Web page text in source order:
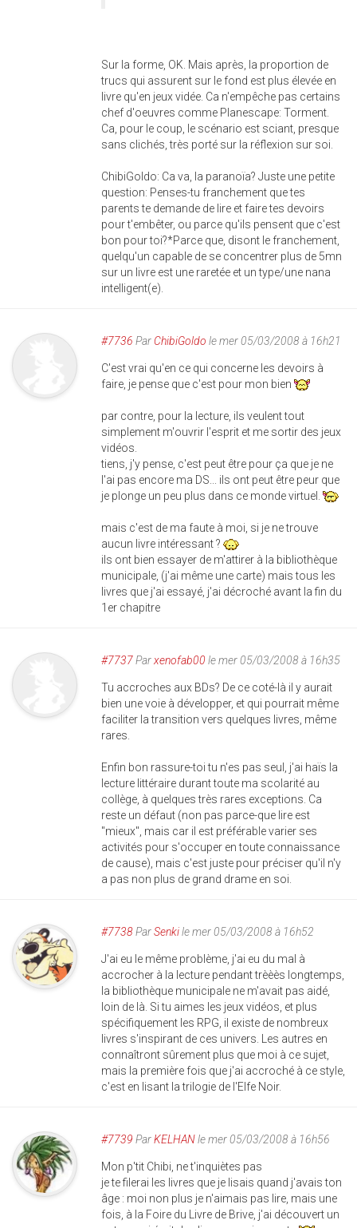
Sur la forme, OK. Mais après, la proportion de
trucs qui assurent sur le fond est plus élevée en
livre qu'en jeux vidée. Ca n'empêche pas certains
chef d'oeuvres comme Planescape: Torment.
Ca, pour le coup, le scénario est sciant, presque
sans clichés, très porté sur la réflexion sur soi.
ChibiGoldo: Ca va, la paranoïa? Juste une petite
question: Penses-tu franchement que tes
parents te demande de lire et faire tes devoirs
pour t'embêter, ou parce qu'ils pensent que c'est
bon pour toi?*Parce que, disont le franchement,
quelqu'un capable de se concentrer plus de 5mn
sur un livre est une raretée et un type/une nana
intelligent(e).
#7736 Par ChibiGoldo le mer 05/03/2008 à 16h21
C'est vrai qu'en ce qui concerne les devoirs à
faire, je pense que c'est pour mon bien
par contre, pour la lecture, ils veulent tout
simplement m'ouvrir l'esprit et me sortir des jeux
vidéos.
tiens, j'y pense, c'est peut être pour ça que je ne
l'ai pas encore ma DS... ils ont peut être peur que
je plonge un peu plus dans ce monde virtuel.
mais c'est de ma faute à moi, si je ne trouve
aucun livre intéressant ?
ils ont bien essayer de m'attirer à la bibliothèque
municipale, (j'ai même une carte) mais tous les
livres que j'ai essayé, j'ai décroché avant la fin du
1er chapitre
#7737Parxenofab00 le mer 05/03/2008 à 16h35
Tu accroches aux BDs? De ce coté-là il y aurait
bien une voie à développer, et qui pourrait même
faciliter la transition vers quelques livres, même
rares.
Enfin bon rassure-toi tu n'es pas seul, j'ai haïs la
lecture littéraire durant toute ma scolarité au
collège, à quelques très rares exceptions. Ca
reste un défaut (non pas parce-que lire est
"mieux", mais car il est préférable varier ses
activités pour s'occuper en toute connaissance
de cause), mais c'est juste pour préciser qu'il n'y
a pas non plus de grand drame en soi.
#7738ParSenkile mer 05/03/2008 à 16h52
J'ai eu le même problème, j'ai eu du mal à
accrocher à la lecture pendant trèèès longtemps,
la bibliothèque municipale ne m'avait pas aidé,
loin de là. Si tu aimes les jeux vidéos, et plus
spécifiquement les RPG, il existe de nombreux
livres s'inspirant de ces univers. Les autres en
connaîtront sûrement plus que moi à ce sujet,
mais la première fois que j'ai accroché à ce style,
c'est en lisant la trilogie de l'Elfe Noir.
#7739 ParKELHANle mer 05/03/2008 à 16h56
Mon p'tit Chibi, ne t'inquiètes pas
je te filerai les livres que je lisais quand j'avais ton
âge : moi non plus je n'aimais pas lire, mais une
fois, à la Foire du Livre de Brive, j'ai découvert un